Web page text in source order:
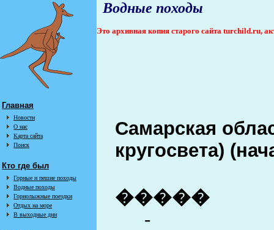
Главная
Новости
О нас
Карта сайта
Поиск
Кто где был
Горные и пешие походы
Водные походы
Горнолыжные поездки
Отдых на море
В выходные дни
Водные походы
Это архивная копия старого сайта turchild.ru,
Самарская
кругосвета)
�����
-